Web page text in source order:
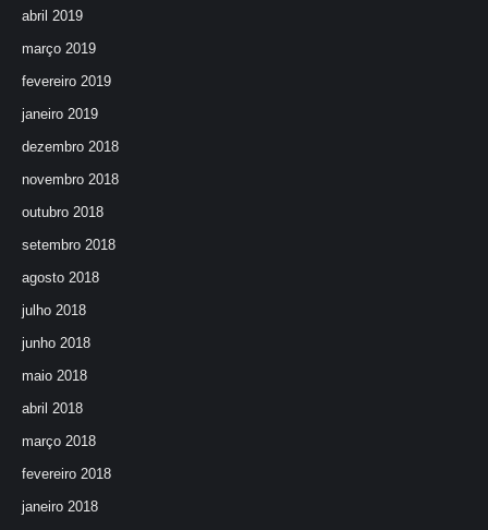
abril 2019
março 2019
fevereiro 2019
janeiro 2019
dezembro 2018
novembro 2018
outubro 2018
setembro 2018
agosto 2018
julho 2018
junho 2018
maio 2018
abril 2018
março 2018
fevereiro 2018
janeiro 2018